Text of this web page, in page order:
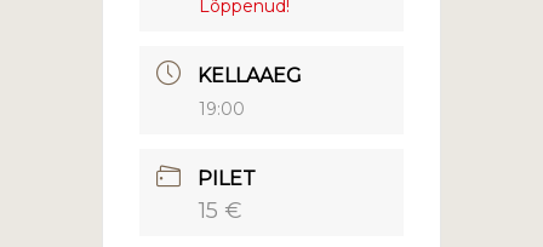
Lõppenud!
KELLAAEG
19:00
PILET
15 €